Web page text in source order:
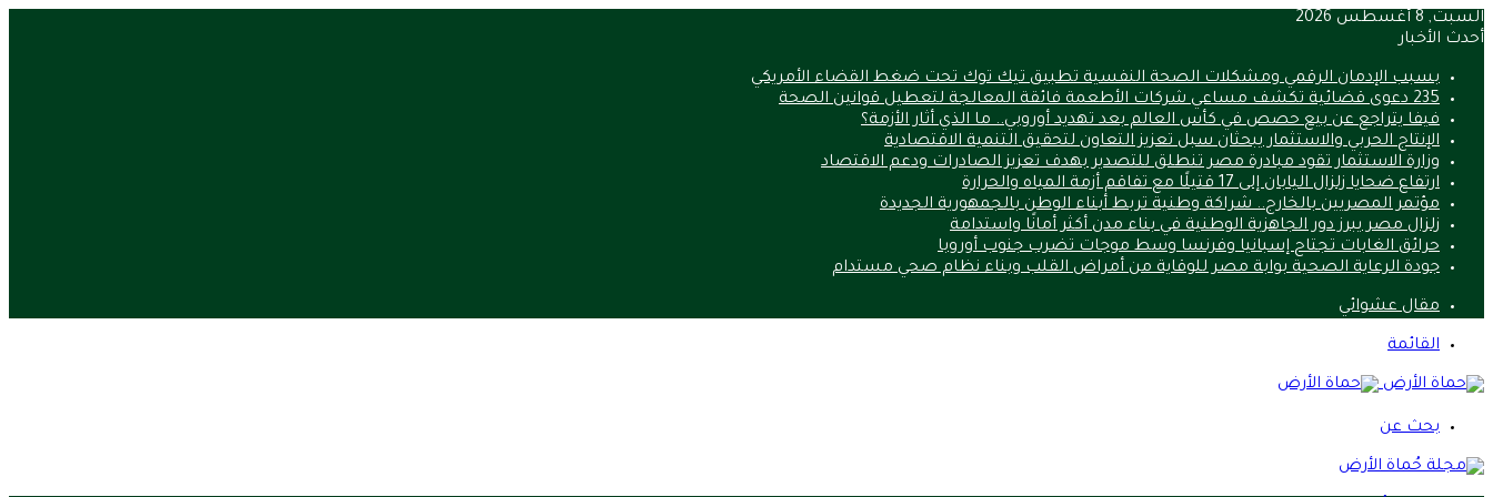
السبت, 8 أغسطس 2026
أحدث الأخبار
بسبب الإدمان الرقمي ومشكلات الصحة النفسية تطبيق تيك توك تحت ضغط القضاء الأمريكي
235 دعوى قضائية تكشف مساعي شركات الأطعمة فائقة المعالجة لتعطيل قوانين الصحة
فيفا يتراجع عن بيع حصص في كأس العالم بعد تهديد أوروبي.. ما الذي أثار الأزمة؟
الإنتاج الحربي والاستثمار يبحثان سبل تعزيز التعاون لتحقيق التنمية الاقتصادية
وزارة الاستثمار تقود مبادرة مصر تنطلق للتصدير بهدف تعزيز الصادرات ودعم الاقتصاد
ارتفاع ضحايا زلزال اليابان إلى 17 قتيلًا مع تفاقم أزمة المياه والحرارة
مؤتمر المصريين بالخارج.. شراكة وطنية تربط أبناء الوطن بالجمهورية الجديدة
زلزال مصر يبرز دور الجاهزية الوطنية في بناء مدن أكثر أمانًا واستدامة
حرائق الغابات تجتاح إسبانيا وفرنسا وسط موجات تضرب جنوب أوروبا
جودة الرعاية الصحية بوابة مصر للوقاية من أمراض القلب وبناء نظام صحي مستدام
مقال عشوائي
القائمة
بحث عن